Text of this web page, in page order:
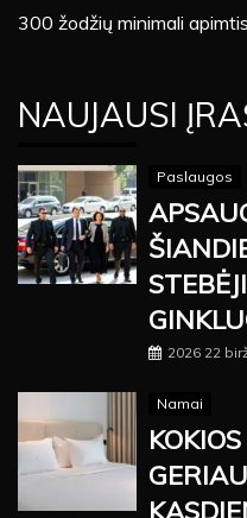
300 žodžių minimali apimtis
NAUJAUSI
Paslaugos
2026 22
Namai